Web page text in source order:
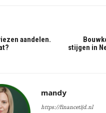
aandelen.
stijgen in
mandy
https://financetijd.nl